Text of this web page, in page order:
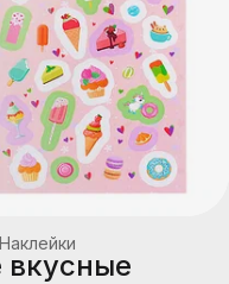
Наклейки
вкусные